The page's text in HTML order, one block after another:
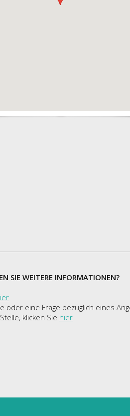
SIE WEITERE INFORMATIONEN?
eine Frage bezüglich eines
klicken Sie hier